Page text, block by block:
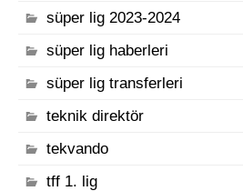
süper lig 2023-2024
süper lig haberleri
süper lig transferleri
teknik direktör
tekvando
tff 1. lig